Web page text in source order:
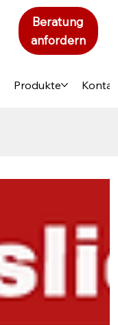
Produkte
Beratung
anfordern